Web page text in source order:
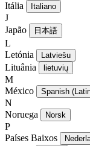
Itália Italiano
J
Japão
日本語
L
Letónia
Latviešu
Lituânia lietuvių
M
México
Spanish
N
Noruega
Norsk
P
Países Baixos